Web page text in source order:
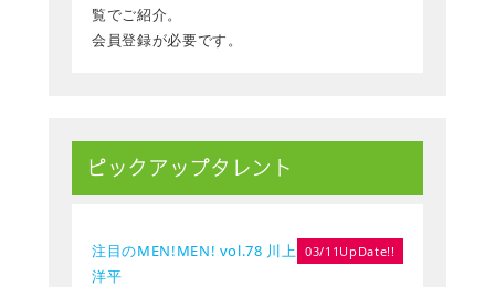
覧でご紹介。
会員登録が必要です。
ピックアップタレント
注目のMEN!MEN! vol.78 川上
洋平
03/11UpDate!!